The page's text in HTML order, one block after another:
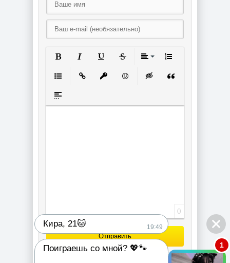
Вставка спойлера
0
Отправить
Кира, 21🐱 19:49
Поиграешь со мной? 💖🐾 1